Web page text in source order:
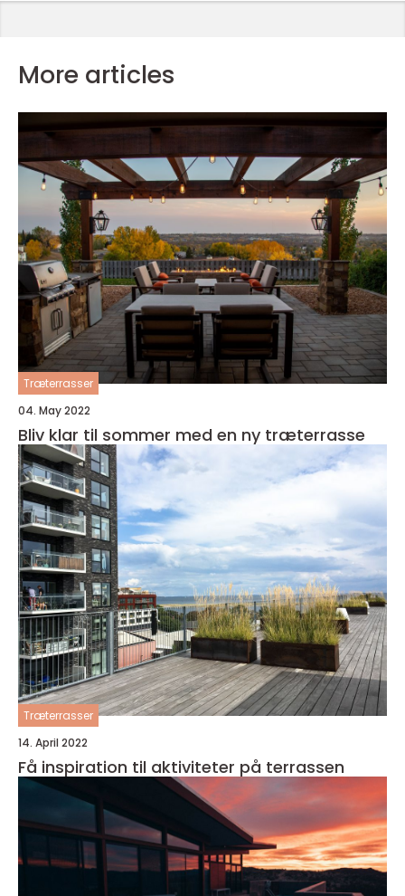
More articles
Træterrasser
04. May 2022
Bliv klar til sommer med en ny træterrasse
Træterrasser
14. April 2022
Få inspiration til aktiviteter på terrassen